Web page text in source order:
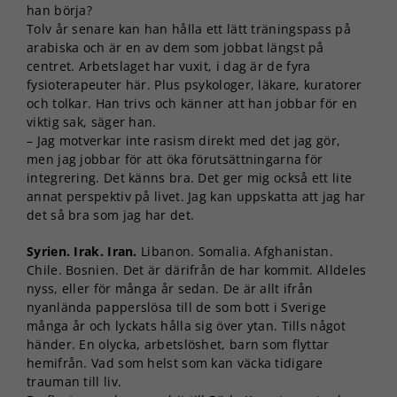
han börja?
Tolv år senare kan han hålla ett lätt träningspass på
arabiska och är en av dem som jobbat längst på
centret. Arbetslaget har vuxit, i dag är de fyra
fysioterapeuter här. Plus psykologer, läkare, kuratorer
och tolkar. Han trivs och känner att han jobbar för en
viktig sak, säger han.
– Jag motverkar inte rasism direkt med det jag gör,
men jag jobbar för att öka förutsättningarna för
integrering. Det känns bra. Det ger mig också ett lite
annat perspektiv på livet. Jag kan uppskatta att jag har
det så bra som jag har det.
Syrien. Irak. Iran. Libanon. Somalia. Afghanistan.
Chile. Bosnien. Det är därifrån de har kommit. Alldeles
nyss, eller för många år sedan. De är allt ifrån
nyanlända papperslösa till de som bott i Sverige
många år och lyckats hålla sig över ytan. Tills något
händer. En olycka, arbetslöshet, barn som flyttar
hemifrån. Vad som helst som kan väcka tidigare
trauman till liv.